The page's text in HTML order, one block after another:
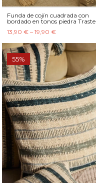
Funda de cojín cuadrada con
bordado en tonos piedra Traste
13,90 € – 19,90 €
55%